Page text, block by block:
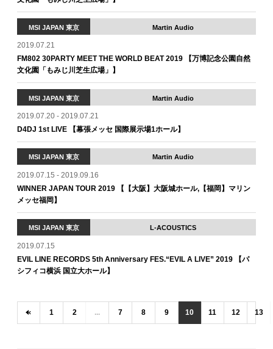
MSI JAPAN 東京 Martin Audio
2019.07.21
FM802 30PARTY MEET THE WORLD BEAT 2019 【万博記念公園自然
文化園「もみじ川芝生広場」】
MSI JAPAN 東京 Martin Audio
2019.07.20 - 2019.07.21
D4DJ 1st LIVE 【幕張メッセ 国際展示場1ホール】
MSI JAPAN 東京 Martin Audio
2019.07.15 - 2019.09.16
WINNER JAPAN TOUR 2019 【【大阪】大阪城ホール,【福岡】マリン
メッセ福岡】
MSI JAPAN 東京 L-ACOUSTICS
2019.07.15
EVIL LINE RECORDS 5th Anniversary FES.“EVIL A LIVE” 2019 【パ
シフィコ横浜 国立大ホール】
‹ 1 2 ... 7 8 9 10 11 12 13